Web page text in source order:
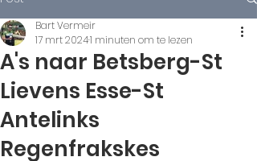
A's naar Betsberg-St
Lievens Esse-St
Antelinks
Regenfrakskes
Bart Vermeir
17 mrt 20241 minuten om te lezen